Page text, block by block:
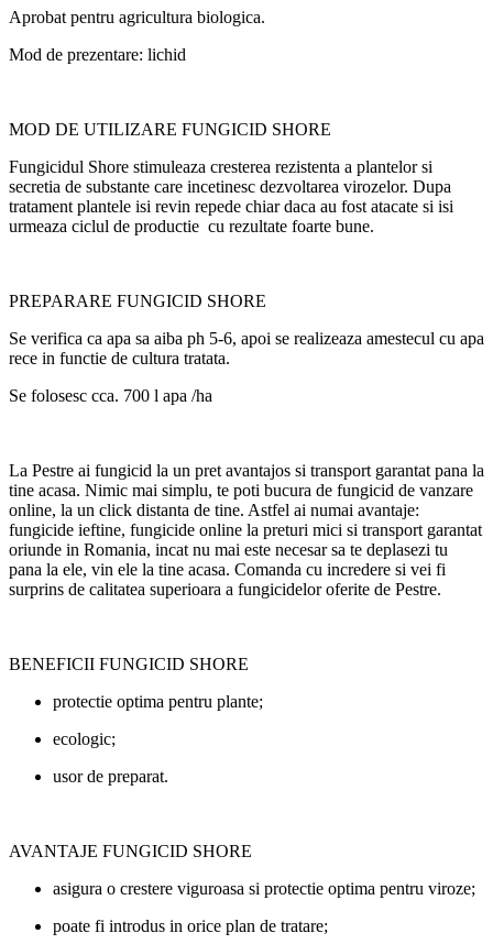
Aprobat pentru agricultura biologica.
Mod de prezentare: lichid
MOD DE UTILIZARE FUNGICID SHORE
Fungicidul Shore stimuleaza cresterea rezistenta a plantelor si
secretia de substante care incetinesc dezvoltarea virozelor. Dupa
tratament plantele isi revin repede chiar daca au fost atacate si isi
urmeaza ciclul de productie cu rezultate foarte bune.
PREPARARE FUNGICID SHORE
Se verifica ca apa sa aiba ph 5-6, apoi se realizeaza amestecul cu apa
rece in functie de cultura tratata.
Se folosesc cca. 700 l apa /ha
La Pestre ai fungicid la un pret avantajos si transport garantat pana la
tine acasa. Nimic mai simplu, te poti bucura de fungicid de vanzare
online, la un click distanta de tine. Astfel ai numai avantaje:
fungicide ieftine, fungicide online la preturi mici si transport garantat
oriunde in Romania, incat nu mai este necesar sa te deplasezi tu
pana la ele, vin ele la tine acasa. Comanda cu incredere si vei fi
surprins de calitatea superioara a fungicidelor oferite de Pestre.
BENEFICII FUNGICID SHORE
protectie optima pentru plante;
ecologic;
usor de preparat.
AVANTAJE FUNGICID SHORE
asigura o crestere viguroasa si protectie optima pentru viroze;
poate fi introdus in orice plan de tratare;